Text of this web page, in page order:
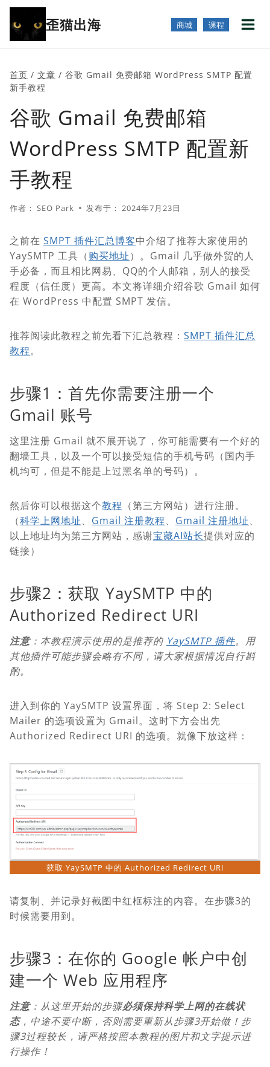
歪猫出海 商城 课程
首页 / 文章 / 谷歌 Gmail 免费邮箱 WordPress SMTP 配置
新手教程
谷歌 Gmail 免费邮箱
WordPress SMTP 配置新
手教程
作者： SEO Park 发布于： 2024年7月23日
之前在 SMPT 插件汇总博客中介绍了推荐大家使用的
YaySMTP 工具（购买地址）。Gmail 几乎做外贸的人
手必备，而且相比网易、QQ的个人邮箱，别人的接受
程度（信任度）更高。本文将详细介绍谷歌 Gmail 如何
在 WordPress 中配置 SMPT 发信。
推荐阅读此教程之前先看下汇总教程： SMPT 插件汇总
教程。
步骤1：首先你需要注册一个
Gmail 账号
这里注册 Gmail 就不展开说了，你可能需要有一个好的
翻墙工具，以及一个可以接受短信的手机号码（国内手
机均可，但是不能是上过黑名单的号码）。
然后你可以根据这个教程 （第三方网站）进行注册。
（科学上网地址、 Gmail 注册教程、 Gmail 注册地址、
以上地址均为第三方网站，感谢宝藏AI站长提供对应的
链接）
步骤2：获取 YaySMTP 中的
Authorized Redirect URI
注意：本教程演示使用的是推荐的 YaySMTP 插件。用
其他插件可能步骤会略有不同，请大家根据情况自行斟
酌。
进入到你的 YaySMTP 设置界面，将 Step 2: Select
Mailer 的选项设置为 Gmail。这时下方会出先
Authorized Redirect URI 的选项。就像下放这样：
获取 YaySMTP 中的 Authorized Redirect URI
请复制、并记录好截图中红框标注的内容。在步骤3的
时候需要用到。
步骤3：在你的 Google 帐户中创
建一个 Web 应用程序
注意：从这里开始的步骤必须保持科学上网的在线状
态，中途不要中断，否则需要重新从步骤3开始做！步
骤3过程较长，请严格按照本教程的图片和文字提示进
行操作！